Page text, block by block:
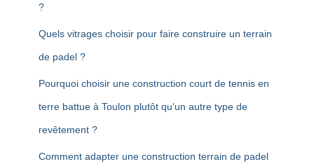
?
Quels vitrages choisir pour faire construire un terrain
de padel ?
Pourquoi choisir une construction court de tennis en
terre battue à Toulon plutôt qu’un autre type de
revêtement ?
Comment adapter une construction terrain de padel